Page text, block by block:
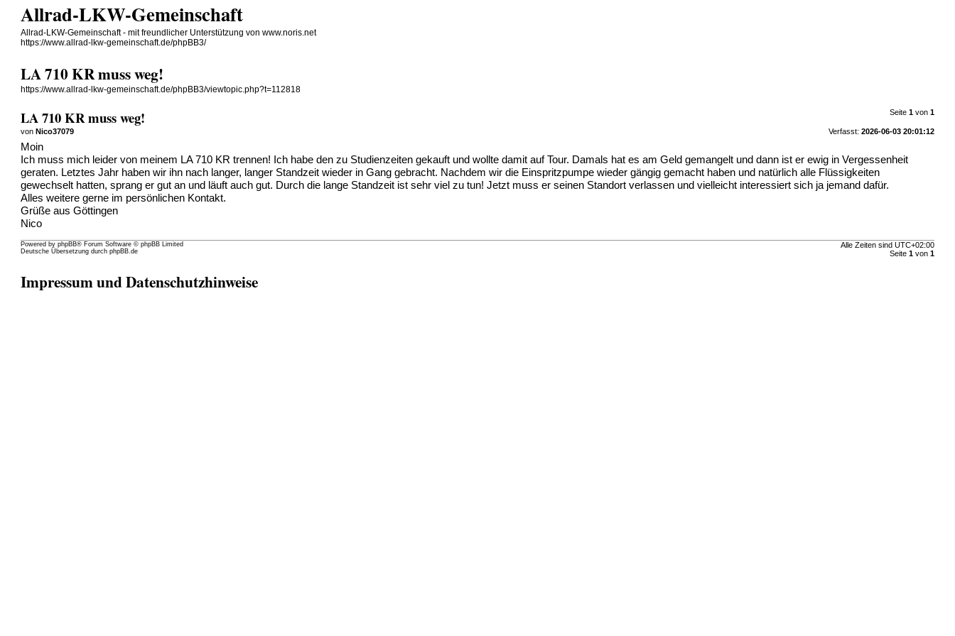
Allrad-LKW-Gemeinschaft
Allrad-LKW-Gemeinschaft - mit freundlicher Unterstützung von www.noris.net
https://www.allrad-lkw-gemeinschaft.de/phpBB3/
LA 710 KR muss weg!
https://www.allrad-lkw-gemeinschaft.de/phpBB3/viewtopic.php?t=112818
Seite 1von 1
LA 710 KR muss weg!
Verfasst: 2026-06-03 20:01:12
vonNico37079
Moin
Ich muss mich leider von meinem LA 710 KR trennen! Ich habe den zu Studienzeiten gekauft und wollte damit auf Tour. Damals hat es am Geld gemangelt und dann ist er ewig in Vergessenheit
geraten. Letztes Jahr haben wir ihn nach langer, langer Standzeit wieder in Gang gebracht. Nachdem wir die Einspritzpumpe wieder gängig gemacht haben und natürlich alle Flüssigkeiten
gewechselt hatten, sprang er gut an und läuft auch gut. Durch die lange Standzeit ist sehr viel zu tun! Jetzt muss er seinen Standort verlassen und vielleicht interessiert sich ja jemand dafür.
Alles weitere gerne im persönlichen Kontakt.
Grüße aus Göttingen
Nico
Alle Zeiten sind UTC+02:00
Seite 1von 1
Powered byphpBB® Forum Software © phpBB Limited
Deutsche Übersetzung durchphpBB.de
Impressum und Datenschutzhinweise